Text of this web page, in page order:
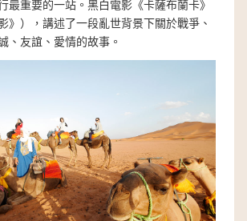
最重要的一站。黑白電影《卡薩布蘭卡》
》），講述了一段亂世背景下關於戰爭、
、友誼、愛情的故事。